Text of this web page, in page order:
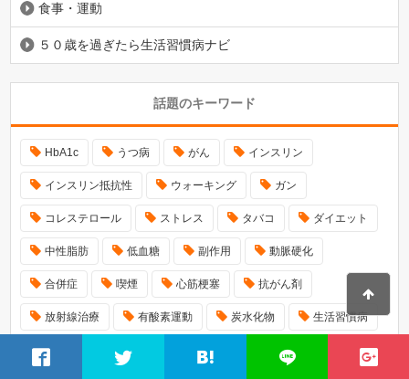
食事・運動
５０歳を過ぎたら生活習慣病ナビ
話題のキーワード
HbA1c うつ病 がん インスリン
インスリン抵抗性 ウォーキング ガン
コレステロール ストレス タバコ ダイエット
中性脂肪 低血糖 副作用 動脈硬化
合併症 喫煙 心筋梗塞 抗がん剤
放射線治療 有酸素運動 炭水化物 生活習慣病
癌 糖尿病 糖尿病予備軍 糖尿病性神経障害